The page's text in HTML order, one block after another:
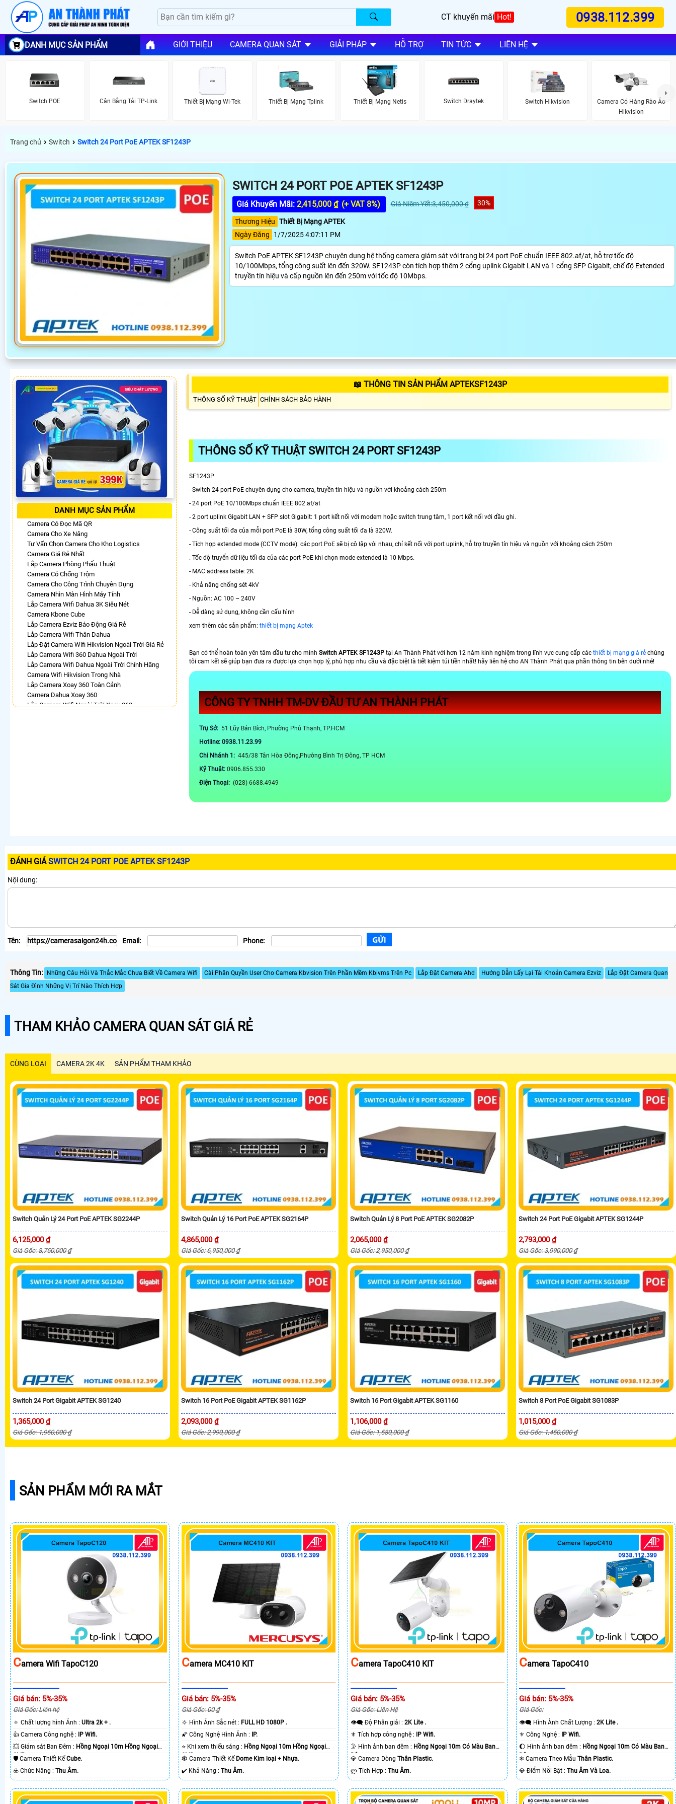
CT khuyến mãi Hot! 0938.112.399
DANH MỤC SẢN PHẨM GIỚI THIỆU CAMERA QUAN SÁT GIẢI PHÁP HỖ TRỢ TIN TỨC LIÊN HỆ
Switch POE Cân Bằng Tải TP-Link Thiết Bị Mạng Wi-Tek Thiết Bị Mạng Tplink Thiết Bị Mạng Netis Switch Draytek Switch Hikvision
Camera Có Hàng Rào Ảo
Hikvision
Trang chủ › Switch › Switch 24 Port PoE APTEK SF1243P
SWITCH 24 PORT POE APTEK SF1243P
Giá Khuyến Mãi: 2,415,000 ₫ (+ VAT 8%) Giá Niêm Yết:3,450,000 ₫ 30%
Thương Hiệu Thiết Bị Mạng APTEK
Ngày Đăng
1/7/2025 4:07:11 PM
Switch PoE APTEK SF1243P chuyên dụng hệ thống camera giám sát với trang bị 24 port PoE chuẩn IEEE 802.af/at, hỗ trợ tốc độ
10/100Mbps, tổng công suất lên đến 320W. SF1243P còn tích hợp thêm 2 cổng uplink Gigabit LAN và 1 cổng SFP Gigabit, chế độ Extended
truyền tín hiệu và cấp nguồn lên đến 250m với tốc độ 10Mbps.
DANH MỤC SẢN PHẨM
Camera Có Đọc Mã QR
Camera Cho Xe Nâng
Tư Vấn Chọn Camera Cho Kho Logistics
Camera Giá Rẻ Nhất
Lắp Camera Phòng Phẩu Thuật
Camera Có Chống Trộm
Camera Cho Công Trình Chuyên Dụng
Camera Nhìn Màn Hình Máy Tính
Lắp Camera Wifi Dahua 3K Siêu Nét
Camera Kbone Cube
Lắp Camera Ezviz Báo Động Giá Rẻ
Lắp Camera Wifi Thân Dahua
Lắp Đặt Camera Wifi Hikvision Ngoài Trời Giá Rẻ
Lắp Camera Wifi 360 Dahua Ngoài Trời
Lắp Camera Wifi Dahua Ngoài Trời Chính Hãng
Camera Wifi Hikvision Trong Nhà
Lắp Camera Xoay 360 Toàn Cảnh
Camera Dahua Xoay 360
Lắp Camera Wifi Ngoài Trời Xoay 360
Camera 360 Giá Rẻ
📖 THÔNG TIN SẢN PHẨM APTEKSF1243P
THÔNG SỐ KỸ THUẬT CHÍNH SÁCH BẢO HÀNH
THÔNG SỐ KỸ THUẬT SWITCH 24 PORT SF1243P
SF1243P
- Switch 24 port PoE chuyên dụng cho camera, truyền tín hiệu và nguồn với khoảng cách 250m
- 24 port PoE 10/100Mbps chuẩn IEEE 802.af/at
- 2 port uplink Gigabit LAN + SFP slot Gigabit: 1 port kết nối với modem hoặc switch trung tâm, 1 port kết nối với đầu ghi.
- Công suất tối đa của mỗi port PoE là 30W, tổng công suất tối đa là 320W.
- Tích hợp extended mode (CCTV mode): các port PoE sẽ bị cô lập với nhau, chỉ kết nối với port uplink, hỗ trợ truyền tín hiệu và nguồn với khoảng cách 250m
. Tốc độ truyển dữ liệu tối đa của các port PoE khi chọn mode extended là 10 Mbps.
- MAC address table: 2K
- Khả năng chống sét 4kV
- Nguồn: AC 100 ~ 240V
- Dễ dàng sử dụng, không cần cấu hình
xem thêm các sản phẩm: thiết bị mạng Aptek
Bạn có thể hoàn toàn yên tâm đầu tư cho mình Switch APTEK SF1243P tại An Thành Phát với hơn 12 năm kinh nghiệm trong lĩnh vực cung cấp các thiết bị mạng giá rẻ chúng
tôi cam kết sẽ giúp bạn đưa ra được lựa chọn hợp lý, phù hợp nhu cầu và đặc biệt là tiết kiệm túi tiền nhất! hãy liên hệ cho AN Thành Phát qua phần thông tin bên dưới nhé!
CÔNG TY TNHH TM-DV ĐẦU TƯ AN THÀNH PHÁT
Trụ Sở: 51 Lũy Bán Bích, Phường Phú Thạnh, TP.HCM
Hotline: 0938.11.23.99
Chi Nhánh 1: 445/38 Tân Hòa Đông,Phường Bình Trị Đông, TP HCM
Kỹ Thuật: 0906.855.330
Điện Thoại: (028) 6688.4949
ĐÁNH GIÁSWITCH 24 PORT POE APTEK SF1243P
Nội dung:
Tên: Email: Phone:
Thông Tin: Những Câu Hỏi Và Thắc Mắc Chưa Biết Về Camera Wifi Cài Phân Quyền User Cho Camera Kbvision Trên Phần Mềm Kbivms Trên Pc Lắp Đặt Camera Ahd Hướng Dẫn Lấy Lại Tài Khoản Camera Ezviz
Lắp Đặt Camera Quan
Sát Gia Đình Những Vị Trí Nào Thích Hợp
THAM KHẢO CAMERA QUAN SÁT GIÁ RẺ
CÙNG LOẠI CAMERA 2K 4K SẢN PHẨM THAM KHẢO
Switch Quản Lý 24 Port PoE APTEK SG2244P
6,125,000 ₫
Giá Gốc: 8,750,000 ₫
Switch Quản Lý 16 Port PoE APTEK SG2164P
4,865,000 ₫
Giá Gốc: 6,950,000 ₫
Switch Quản Lý 8 Port PoE APTEK SG2082P
2,065,000 ₫
Giá Gốc: 2,950,000 ₫
Switch 24 Port PoE Gigabit APTEK SG1244P
2,793,000 ₫
Giá Gốc: 3,990,000 ₫
Switch 24 Port Gigabit APTEK SG1240
1,365,000 ₫
Giá Gốc: 1,950,000 ₫
Switch 16 Port PoE Gigabit APTEK SG1162P
2,093,000 ₫
Giá Gốc: 2,990,000 ₫
Switch 16 Port Gigabit APTEK SG1160
1,106,000 ₫
Giá Gốc: 1,580,000 ₫
Switch 8 Port PoE Gigabit SG1083P
1,015,000 ₫
Giá Gốc: 1,450,000 ₫
SẢN PHẨM MỚI RA MẮT
CAmera Wifi TapoC120
Giá bán: 5%-35%
Giá Gốc: Liên hệ
🔅 Chất lượng hình Ảnh : Ultra 2k + .
👍 Camera Công nghệ : IP Wifi.
💥 Giám sát Ban Đêm : Hồng Ngoại 10m Hồng Ngoại
SMD.🛡 Camera Thiết KếCube.
️☣️ Chức Năng : Thu Âm.
CAmera MC410 KIT
Giá bán: 5%-35%
Giá Gốc: 00 ₫
🔆 Hình Ảnh Sắc nét : FULL HD 1080P .
🌠 Công Nghệ Hình Ảnh : IP.
⭐ Khi xem thiếu sáng : Hồng Ngoại 10m Hồng Ngoại
SMD.🕸️ Camera Thiết Kế Dome Kim loại + Nhựa.
️✔️ Khả Năng :Thu Âm.
CAmera TapoC410 KIT
Giá bán: 5%-35%
Giá Gốc: Liên Hệ
👁️‍🗨 Độ Phân giải : 2K Lite .
⚜️ Tích hợp công nghệ : IP Wifi.
🌛 Hình ảnh ban đêm : Hồng Ngoại 10m Có Màu Ban
Ðêm.💎 Camera Dòng Thân Plastic.
️ლ Tích Hợp : Thu Âm.
CAmera TapoC410
Giá bán: 5%-35%
Giá Gốc:
👁️‍🗨 Hình Ành Chất Lượng :2K Lite .
⚜️ Công Nghệ : IP Wifi.
🌔 Hình ảnh ban đêm : Hồng Ngoại 10m Có Màu Ban
Ðêm.❄ Camera Theo MẫuThân Plastic.
️💎 Điểm Nỗi Bật :Thu Âm Và Loa.